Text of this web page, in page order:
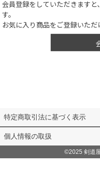
会員登録をしていただきます
す。
お気に入り商品をご登録いただ
特定商取引法に基づく表示
個人情報の取扱
©2025 剣道